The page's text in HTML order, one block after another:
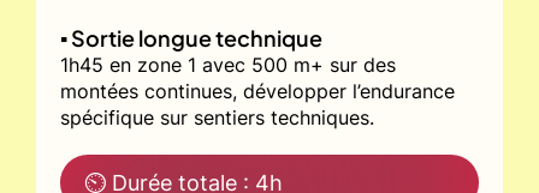
▪️ Sortie longue technique
1h45 en zone 1 avec 500 m+ sur des
montées continues, développer l’endurance
spécifique sur sentiers techniques.
⏲ Durée totale : 4h